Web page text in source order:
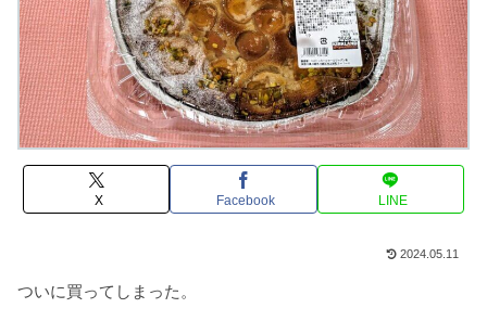
X Facebook LINE
2024.05.11
ついに買ってしまった。